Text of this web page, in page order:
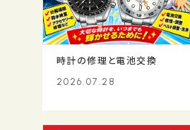
時計の修理と電池交換
2026.07.28